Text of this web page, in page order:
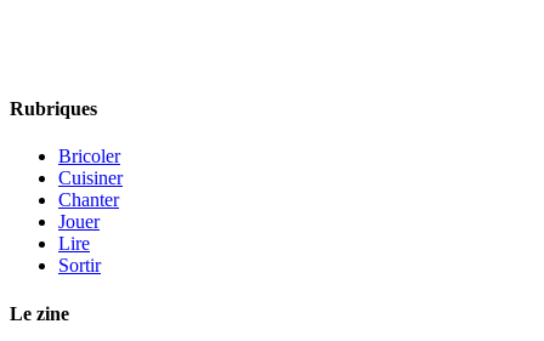
Rubriques
Bricoler
Cuisiner
Chanter
Jouer
Lire
Sortir
Le zine